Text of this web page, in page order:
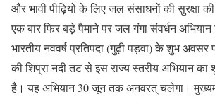
और भावी पीढ़ियों के लिए जल संसाधनों की सुरक्षा
एक बार फिर बड़े पैमाने पर जल गंगा संवर्धन
भारतीय नववर्ष प्रतिपदा (गुढ़ी पड़वा) के शुभ अवसर
की शिप्रा नदी तट से इस राज्य स्तरीय अभियान का
है। यह अभियान 30 जून तक अनवरत् चलेगा।